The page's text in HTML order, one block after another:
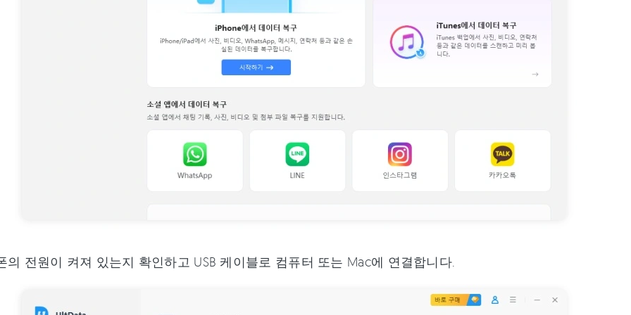
의 전원이 켜져 있는지 확인하고 USB 케이블로 컴퓨터 또는 Mac에 연결합니다.